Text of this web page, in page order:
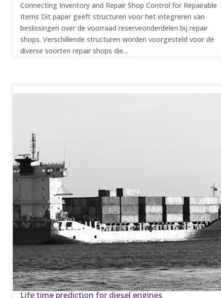
Connecting Inventory and Repair Shop Control for Repairable
Items Dit paper geeft structuren voor het integreren van
beslissingen over de voorraad reserveonderdelen bij repair
shops. Verschillende structuren worden voorgesteld voor de
diverse soorten repair shops die...
Life time prediction for diesel engines